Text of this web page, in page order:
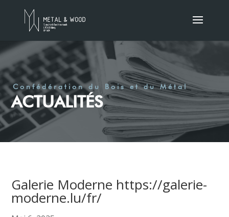
Confédération du Bois et du Métal
ACTUALITÉS
Galerie Moderne https://galerie-
moderne.lu/fr/